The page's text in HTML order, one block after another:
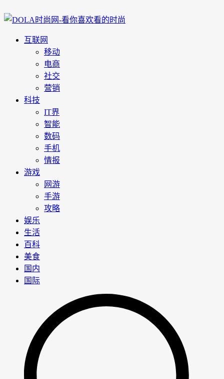
互联网
移动
电商
社交
营销
科技
IT界
智能
数码
手机
情报
游戏
网游
手游
攻略
娱乐
生活
百科
美食
国内
国际